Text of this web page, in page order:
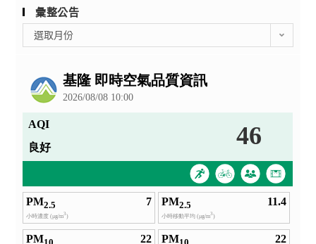
彙整公告
整
選取月份